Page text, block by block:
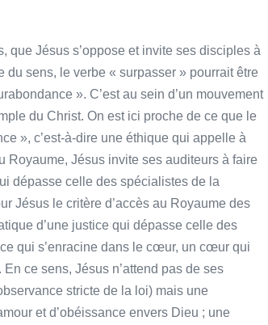
que Jésus s’oppose et invite ses disciples à
sens, le verbe « surpasser » pourrait être
». C’est au sein d’un mouvement
du Christ. On est ici proche de ce que le
», c’est-à-dire une éthique qui appelle à
Royaume, Jésus invite ses auditeurs à faire
dépasse celle des spécialistes de la
Jésus le critère d’accès au Royaume des
d’une justice qui dépasse celle des
qui s’enracine dans le cœur, un cœur qui
ce sens, Jésus n’attend pas de ses
stricte de la loi) mais une
et d’obéissance envers Dieu ; une